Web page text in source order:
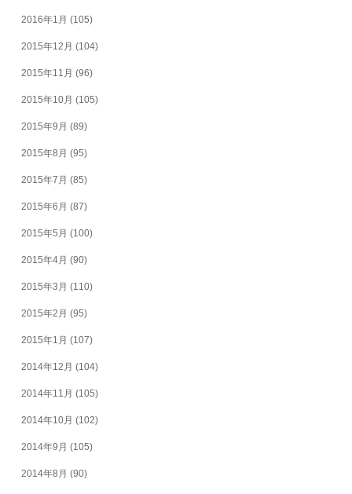
2016年1月 (105)
2015年12月 (104)
2015年11月 (96)
2015年10月 (105)
2015年9月 (89)
2015年8月 (95)
2015年7月 (85)
2015年6月 (87)
2015年5月 (100)
2015年4月 (90)
2015年3月 (110)
2015年2月 (95)
2015年1月 (107)
2014年12月 (104)
2014年11月 (105)
2014年10月 (102)
2014年9月 (105)
2014年8月 (90)